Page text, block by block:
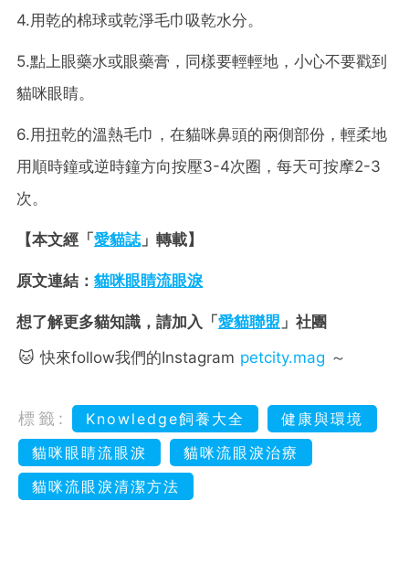
4.用乾的棉球或乾淨毛巾吸乾水分。
5.點上眼藥水或眼藥膏，同樣要輕輕地，小心不要戳到
貓咪眼睛。
6.用扭乾的溫熱毛巾，在貓咪鼻頭的兩側部份，輕柔地
用順時鐘或逆時鐘方向按壓3-4次圈，每天可按摩2-3
次。
【本文經「 愛貓誌」轉載】
原文連結： 貓咪眼睛流眼淚
想了解更多貓知識，請加入「 愛貓聯盟 」社團
🐱 快來follow我們的Instagram petcity.mag ～
標籤: Knowledge飼養大全
健康與環境
貓咪眼睛流眼淚
貓咪流眼淚治療
貓咪流眼淚清潔方法